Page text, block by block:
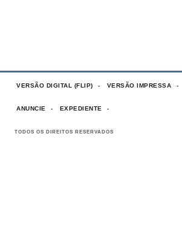
VERSÃO DIGITAL (FLIP) VERSÃO IMPRESSA
ANUNCIE EXPEDIENTE
TODOS OS DIREITOS RESERVADOS